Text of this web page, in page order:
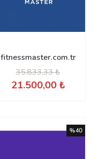
fitnessmaster.com.tr
35.833,33 ₺
21.500,00 ₺
%40